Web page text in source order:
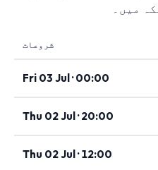
میں۔
شروعات
Fri 03 Jul · 00:00
Thu 02 Jul · 20:00
Thu 02 Jul · 12:00